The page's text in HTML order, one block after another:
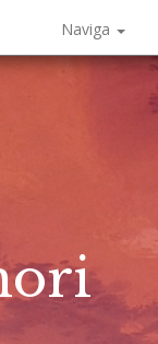
Naviga